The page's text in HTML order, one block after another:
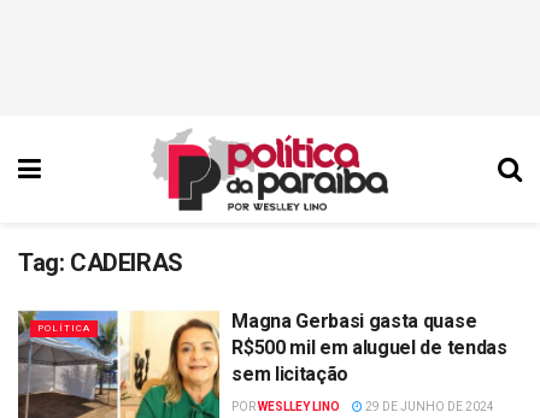
Tag: CADEIRAS
POLÍTICA
Magna Gerbasi gasta quase
R$500 mil em aluguel de tendas
sem licitação
PORWESLLEY LINO 29 DE JUNHO DE 2024